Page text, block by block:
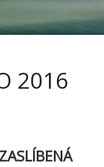
2016